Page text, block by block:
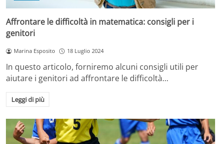
Affrontare le difficoltà in matematica: consigli per i
genitori
Marina Esposito 18 Luglio 2024
In questo articolo, forniremo alcuni consigli utili per
aiutare i genitori ad affrontare le difficoltà…
Leggi di più